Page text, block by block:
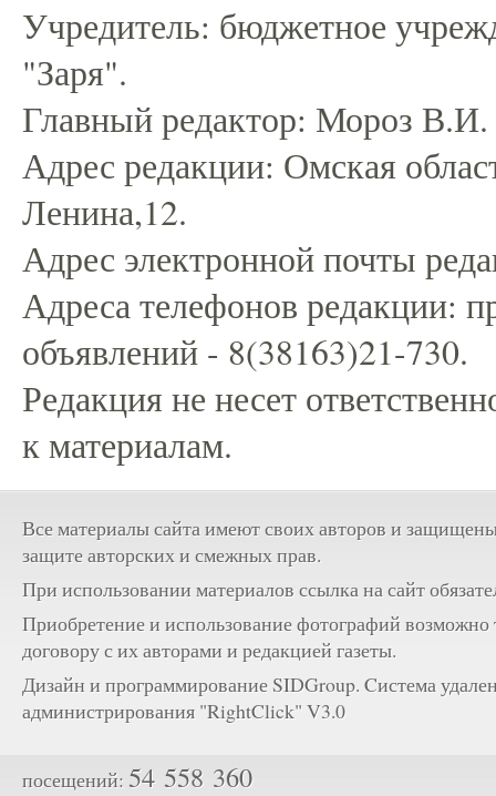
Учредитель: бюджетное
"Заря".
Главный редактор: Мороз В.И.
Адрес редакции: Омская
Ленина,12.
Адрес электронной почты
Адреса телефонов редакции:
объявлений - 8(38163)21-730.
Редакция не несет
к материалам.
Все материалы сайта имеют своих авторов и
защите авторских и смежных прав.
При использовании материалов ссылка на сайт
Приобретение и использование фотографий возможно
договору с их авторами и редакцией газеты.
Дизайн и программирование SIDGroup. Cистема
администрирования "RightClick" V3.0
посещений: 54 558 360